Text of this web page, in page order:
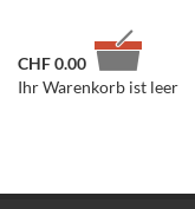
CHF0.00
Ihr Warenkorb ist leer